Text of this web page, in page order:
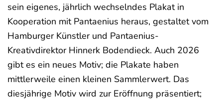
sein eigenes, jährlich wechselndes Plakat in
Kooperation mit Pantaenius heraus, gestaltet vom
Hamburger Künstler und Pantaenius-
Kreativdirektor Hinnerk Bodendieck. Auch 2026
gibt es ein neues Motiv; die Plakate haben
mittlerweile einen kleinen Sammlerwert. Das
diesjährige Motiv wird zur Eröffnung präsentiert;